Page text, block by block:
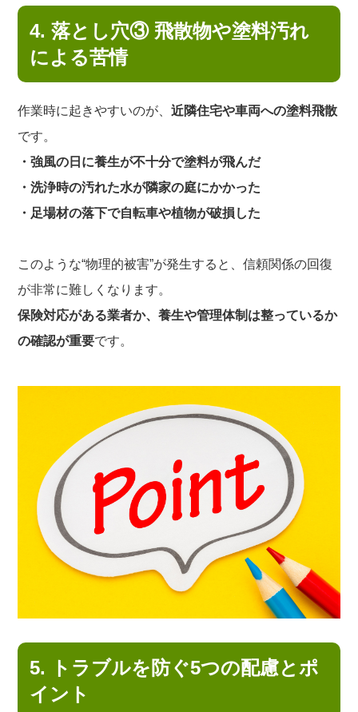
4. 落とし穴③ 飛散物や塗料汚れ
による苦情
作業時に起きやすいのが、近隣住宅や車両への塗料飛散
です。
・強風の日に養生が不十分で塗料が飛んだ
・洗浄時の汚れた水が隣家の庭にかかった
・足場材の落下で自転車や植物が破損した
このような“物理的被害”が発生すると、信頼関係の回復
が非常に難しくなります。
保険対応がある業者か、養生や管理体制は整っているか
の確認が重要です。
5. トラブルを防ぐ5つの配慮とポ
イント